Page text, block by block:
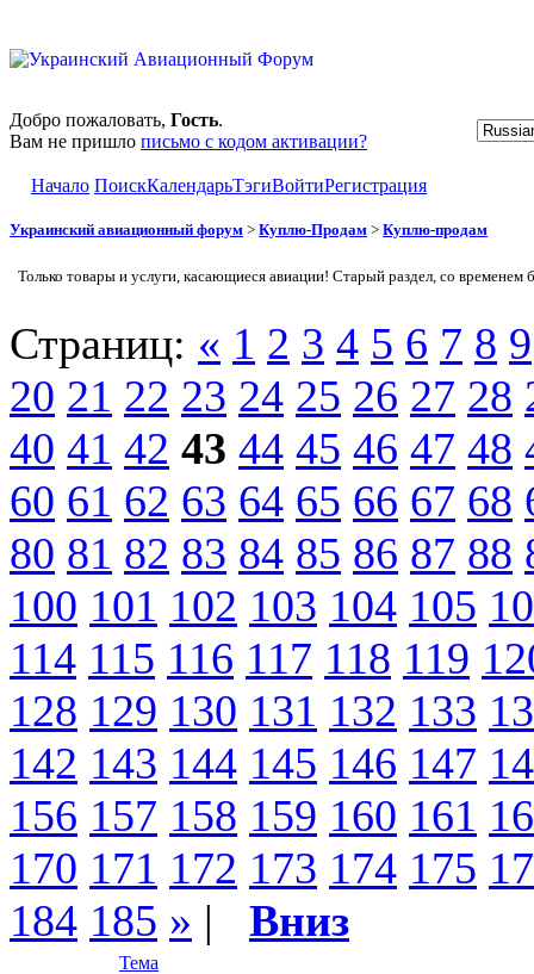
Добро пожаловать, Гость.
Вам не пришло письмо с кодом активации?
Начало ПоискКалендарьТэгиВойтиРегистрация
Украинский авиационный форум > Куплю-Продам > Куплю-продам
Только товары и услуги, касающиеся авиации! Старый раздел, со временем
Страниц: « 1 2 3 4 5 6 7 8 9
20 21 22 23 24 25 26 27 28
40 41 42 43 44 45 46 47 48
60 61 62 63 64 65 66 67 68
80 81 82 83 84 85 86 87 88
100 101 102 103 104 105
114 115 116 117 118 119
128 129 130 131 132 133
142 143 144 145 146 147
156 157 158 159 160 161
170 171 172 173 174 175
184 185 » | Вниз
Тема